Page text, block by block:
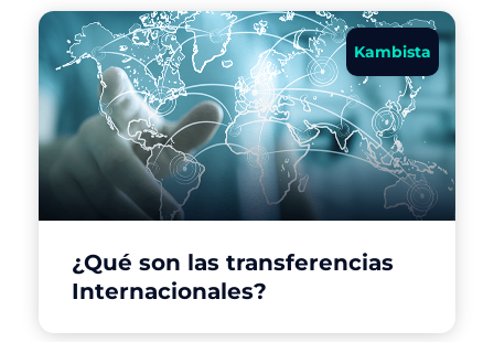
Kambista
¿Qué son las transferencias
Internacionales?